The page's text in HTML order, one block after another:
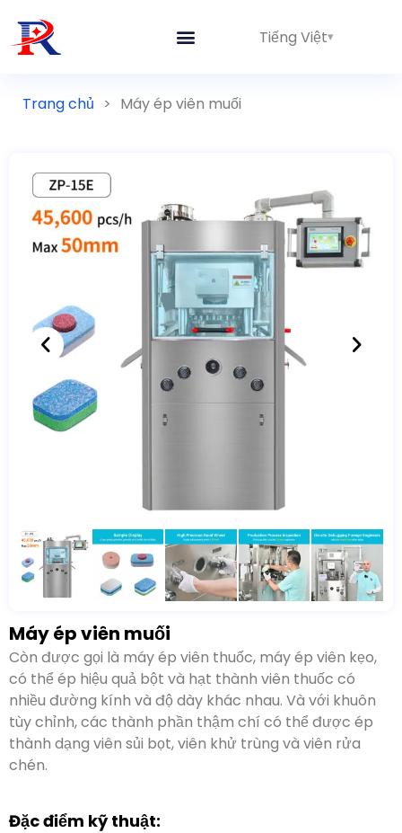
Tiếng Việt
Trang chủ > Máy ép viên muối
Máy ép viên muối
Còn được gọi là máy ép viên thuốc, máy ép viên kẹo,
có thể ép hiệu quả bột và hạt thành viên thuốc có
nhiều đường kính và độ dày khác nhau. Và với khuôn
tùy chỉnh, các thành phần thậm chí có thể được ép
thành dạng viên sủi bọt, viên khử trùng và viên rửa
chén.
Đặc điểm kỹ thuật: